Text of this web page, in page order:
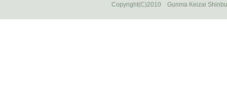
Copyright(C)2010 Gunma Keizai